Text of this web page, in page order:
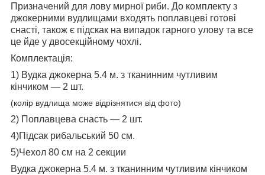
Призначений для лову мирної риби. До комплекту з
джокерними вудлищами входять поплавцеві готові
снасті, також є підскак на випадок гарного улову та все
це йде у двосекційному чохлі.
Комплектація:
1) Вудка джокерна 5.4 м. з тканинним чутливим
кінчиком — 2 шт.
(колір вудлища може відрізнятися від фото)
2) Поплавцева снасть — 2 шт.
4)Підсак рибальський 50 см.
5)Чехол 80 см на 2 секции
Вудка джокерна 5.4 м. з тканинним чутливим кінчиком